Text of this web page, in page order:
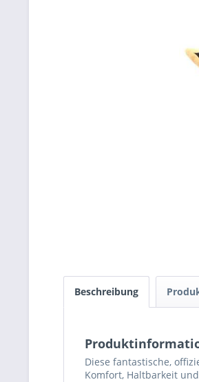
Beschreibung
Diese fantastische,
Komfort, Haltbarkeit